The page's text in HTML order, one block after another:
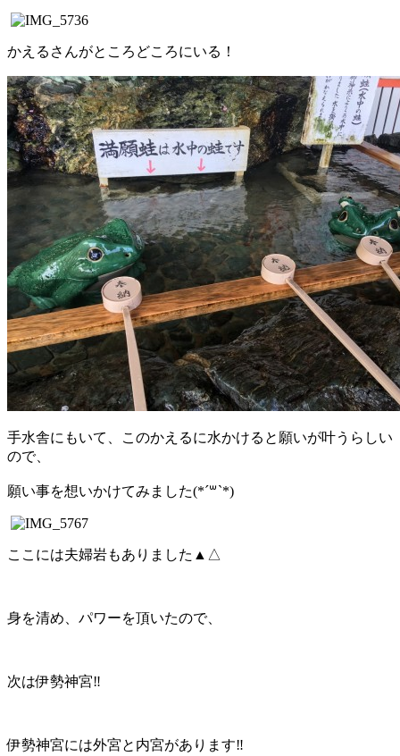
かえるさんがところどころにいる！
手水舎にもいて、このかえるに水かけると願いが叶うらしい
ので、
願い事を想いかけてみました(*´꒳`*)
ここには夫婦岩もありました▲△
身を清め、パワーを頂いたので、
次は伊勢神宮‼︎
伊勢神宮には外宮と内宮があります‼︎